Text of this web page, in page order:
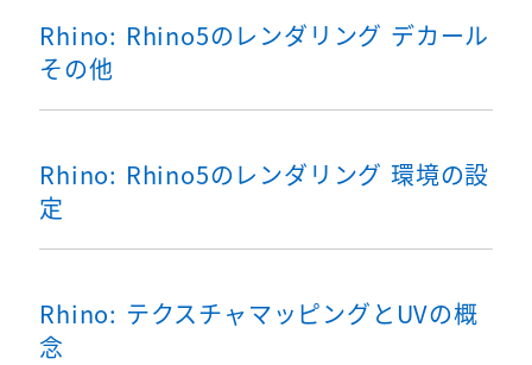
Rhino: Rhino5のレンダリング デカール
その他
Rhino: Rhino5のレンダリング 環境の設
定
Rhino: テクスチャマッピングとUVの概
念